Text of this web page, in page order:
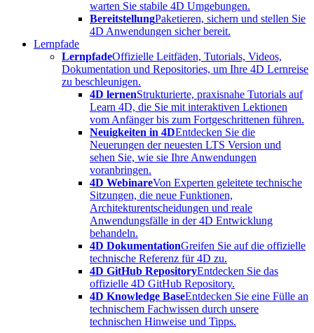
warten Sie stabile 4D Umgebungen.
BereitstellungPaketieren, sichern und stellen Sie
4D Anwendungen sicher bereit.
Lernpfade
LernpfadeOffizielle Leitfäden, Tutorials, Videos,
Dokumentation und Repositories, um Ihre 4D Lernreise
zu beschleunigen.
4D lernenStrukturierte, praxisnahe Tutorials auf
Learn 4D, die Sie mit interaktiven Lektionen
vom Anfänger bis zum Fortgeschrittenen führen.
Neuigkeiten in 4DEntdecken Sie die
Neuerungen der neuesten LTS Version und
sehen Sie, wie sie Ihre Anwendungen
voranbringen.
4D WebinareVon Experten geleitete technische
Sitzungen, die neue Funktionen,
Architekturentscheidungen und reale
Anwendungsfälle in der 4D Entwicklung
behandeln.
4D DokumentationGreifen Sie auf die offizielle
technische Referenz für 4D zu.
4D GitHub RepositoryEntdecken Sie das
offizielle 4D GitHub Repository.
4D Knowledge BaseEntdecken Sie eine Fülle an
technischem Fachwissen durch unsere
technischen Hinweise und Tipps.